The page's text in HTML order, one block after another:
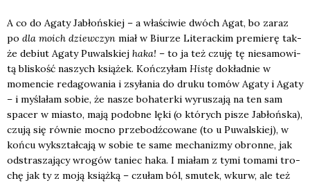
A co do Aga­ty Jabłoń­skiej – a wła­ści­wie dwóch Agat, bo zaraz
po dla moich dziew­czyn miał w Biu­rze Lite­rac­kim pre­mie­rę tak­
że debiut Aga­ty Puwal­skiej haka! – to ja też czu­ję tę nie­sa­mo­wi­
tą bli­skość naszych ksią­żek. Koń­czy­łam Histę dokład­nie w
momen­cie reda­go­wa­nia i zsy­ła­nia do dru­ku tomów Aga­ty i Aga­ty
– i myśla­łam sobie, że nasze boha­ter­ki wyru­sza­ją na ten sam
spa­cer w mia­sto, mają podob­ne lęki (o któ­rych pisze Jabłoń­ska),
czu­ją się rów­nie moc­no prze­bodź­co­wa­ne (to u Puwal­skiej), w
koń­cu wykształ­ca­ją w sobie te same mecha­ni­zmy obron­ne, jak
odstra­sza­ją­cy wro­gów taniec haka. I mia­łam z tymi toma­mi tro­
chę jak ty z moją książ­ką – czu­łam ból, smu­tek, wkurw, ale też